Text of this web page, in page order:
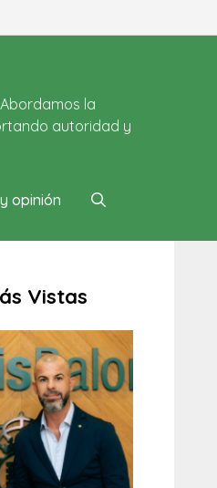
la
autoridad y
opinión
Vistas